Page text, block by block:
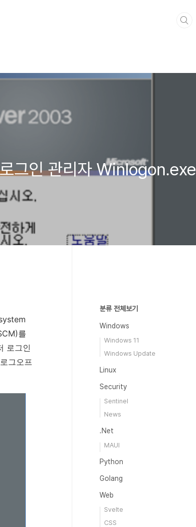
그인 관리자 Winlogon.exe
를
로그인
로그오프
분류 전체보기
Windows
Windows 11
Windows Update
Linux
Security
Sentinel
News
.Net
MAUI
Python
Golang
Web
Svelte
CSS